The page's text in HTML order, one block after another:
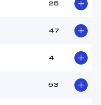
25
47
4
53